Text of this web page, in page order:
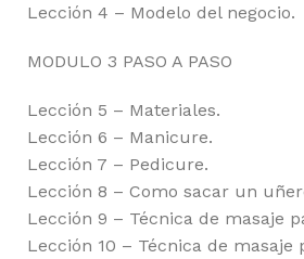
Lección 4 – Modelo del negocio.
MODULO 3 PASO A PASO
Lección 5 – Materiales.
Lección 6 – Manicure.
Lección 7 – Pedicure.
Lección 8 – Como sacar un
Lección 9 – Técnica de masaje
Lección 10 – Técnica de masaje